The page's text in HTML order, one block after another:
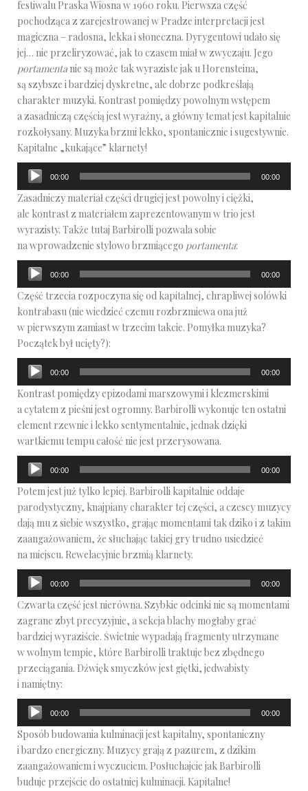
festiwalu Praska Wiosna w 1960 roku. Pierwsza część
pochodząca z zarejestrowanej w Pradze interpretacji jest
magiczna – radosna, lekka i słoneczna. Dyrygentowi udało się
jej… nie przeliryzować, jak to czasem miał w zwyczaju. Jego
portamenta nie są może tak wyraziste jak u Horensteina,
są szybsze i bardziej dyskretne, ale dobrze podkreślają
charakter muzyki. Kontrast pomiędzy powolnym wstępem
a zasadniczą częścią jest wyraźny, a główny temat jest kapitalnie
rozkołysany. Muzyka brzmi lekko, spontanicznie i sugestywnie.
Kapitalne „kukające” klarnety!
Odtwarzacz
plików
dźwiękowych
00:00 00:00
Zasadniczy materiał części drugiej jest powolny i ciężki,
ale kontrast z materiałem zaprezentowanym w trio jest
wyrazisty. Także tutaj Barbirolli pozwala sobie
na wprowadzenie stylowo brzmiącego portamenta:
Odtwarzacz
plików
dźwiękowych
00:00 00:00
Część trzecia rozpoczyna się od kapitalnej, chrapliwej solówki
kontrabasu (nie wiedzieć czemu rozbrzmiewa ona już
w pierwszym zamiast w trzecim takcie. Pomyłka muzyka?
Początek był ucięty?):
Odtwarzacz
plików
dźwiękowych
00:00 00:00
Kontrast pomiędzy epizodami marszowymi i klezmerskimi
a cytatem z pieśni jest ogromny. Barbirolli wykonuje ten ostatni
element rzewnie i lekko sentymentalnie, jednak dzięki
wartkiemu tempu całość nie jest przerysowana.
Odtwarzacz
plików
dźwiękowych
00:00 00:00
Potem jest już tylko lepiej. Barbirolli kapitalnie oddaje
parodystyczny, knajpiany charakter tej części, a czescy muzycy
dają mu z siebie wszystko, grając momentami tak dziko i z takim
zaangażowaniem, że słuchając takiej gry trudno usiedzieć
na miejscu. Rewelacyjnie brzmią klarnety.
Odtwarzacz
plików
dźwiękowych
00:00 00:00
Czwarta część jest nierówna. Szybkie odcinki nie są momentami
zagrane zbyt precyzyjnie, a sekcja blachy mogłaby grać
bardziej wyraziście. Świetnie wypadają fragmenty utrzymane
w wolnym tempie, które Barbirolli traktuje bez zbędnego
przeciągania. Dźwięk smyczków jest giętki, jedwabisty
i namiętny:
Odtwarzacz
plików
dźwiękowych
00:00 00:00
Sposób budowania kulminacji jest kapitalny, spontaniczny
i bardzo energiczny. Muzycy grają z pazurem, z dzikim
zaangażowaniem i wyczuciem. Posłuchajcie jak Barbirolli
buduje przejście do ostatniej kulminacji. Kapitalne!